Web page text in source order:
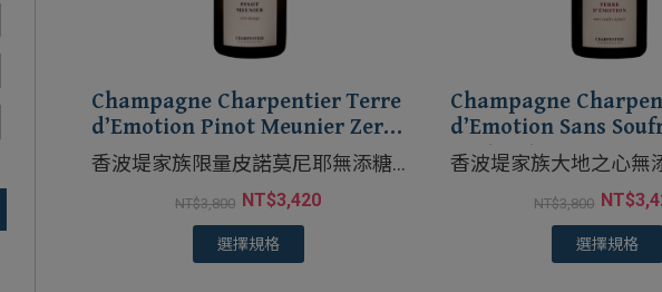
Champagne Charpentier Terre
d’Emotion Pinot Meunier Zero
Dosage
香波堤家族限量皮諾莫尼耶無添糖
NT$3,800 NT$3,420
選擇規格
Champagne
d’Emotion Sans
Brut Nature
香波堤家族大地之心無
NT$3,800 NT$
選擇規格